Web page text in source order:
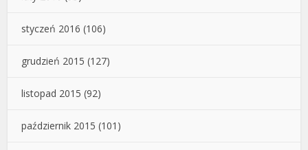
styczeń 2016 (106)
grudzień 2015 (127)
listopad 2015 (92)
październik 2015 (101)